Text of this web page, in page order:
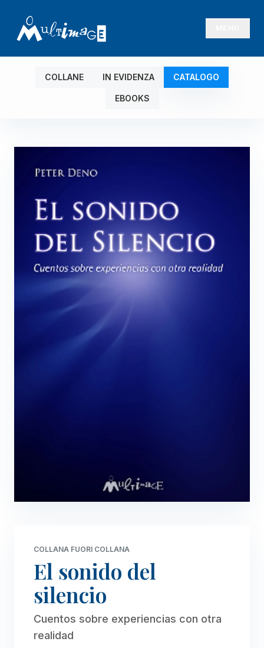
COLLANE IN EVIDENZA CATALOGO
EBOOKS
COLLANA FUORI COLLANA
El sonido del
silencio
Cuentos sobre experiencias con otra
realidad